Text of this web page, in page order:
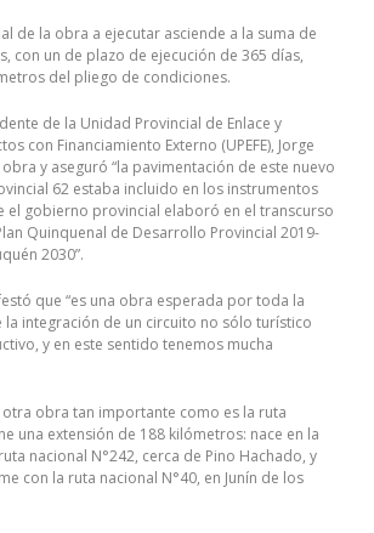
de la obra a ejecutar asciende a la suma de
con un de plazo de ejecución de 365 días,
del pliego de condiciones.
de la Unidad Provincial de Enlace y
con Financiamiento Externo (UPEFE), Jorge
y aseguró “la pavimentación de este nuevo
62 estaba incluido en los instrumentos
el gobierno provincial elaboró en el transcurso
Quinquenal de Desarrollo Provincial 2019-
2030”.
que “es una obra esperada por toda la
integración de un circuito no sólo turístico
y en este sentido tenemos mucha
obra tan importante como es la ruta
una extensión de 188 kilómetros: nace en la
nacional N°242, cerca de Pino Hachado, y
con la ruta nacional N°40, en Junín de los